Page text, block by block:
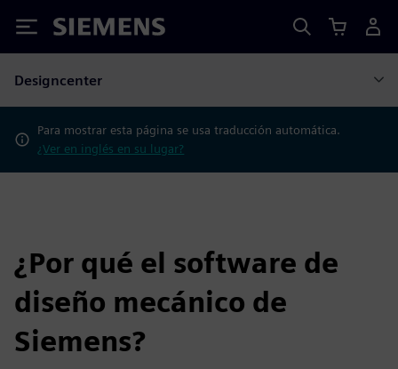
Siemens
Designcenter
Para mostrar esta página se usa traducción automática.
¿Ver en inglés en su lugar?
¿Por qué el software de
diseño mecánico de
Siemens?